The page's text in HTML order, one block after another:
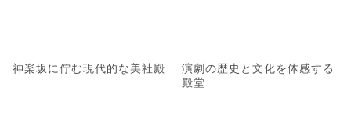
神楽坂に佇む現代的な美社殿
演劇の歴史と文化を体感する
殿堂